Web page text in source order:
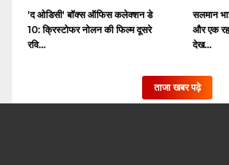
'द ओडिसी' बॉक्स ऑफिस कलेक्शन डे
10: क्रिस्टोफर नोलन की फिल्म दूसरे
रवि...
सलमान
और एक
देख...
ताजा खबर पढ़े